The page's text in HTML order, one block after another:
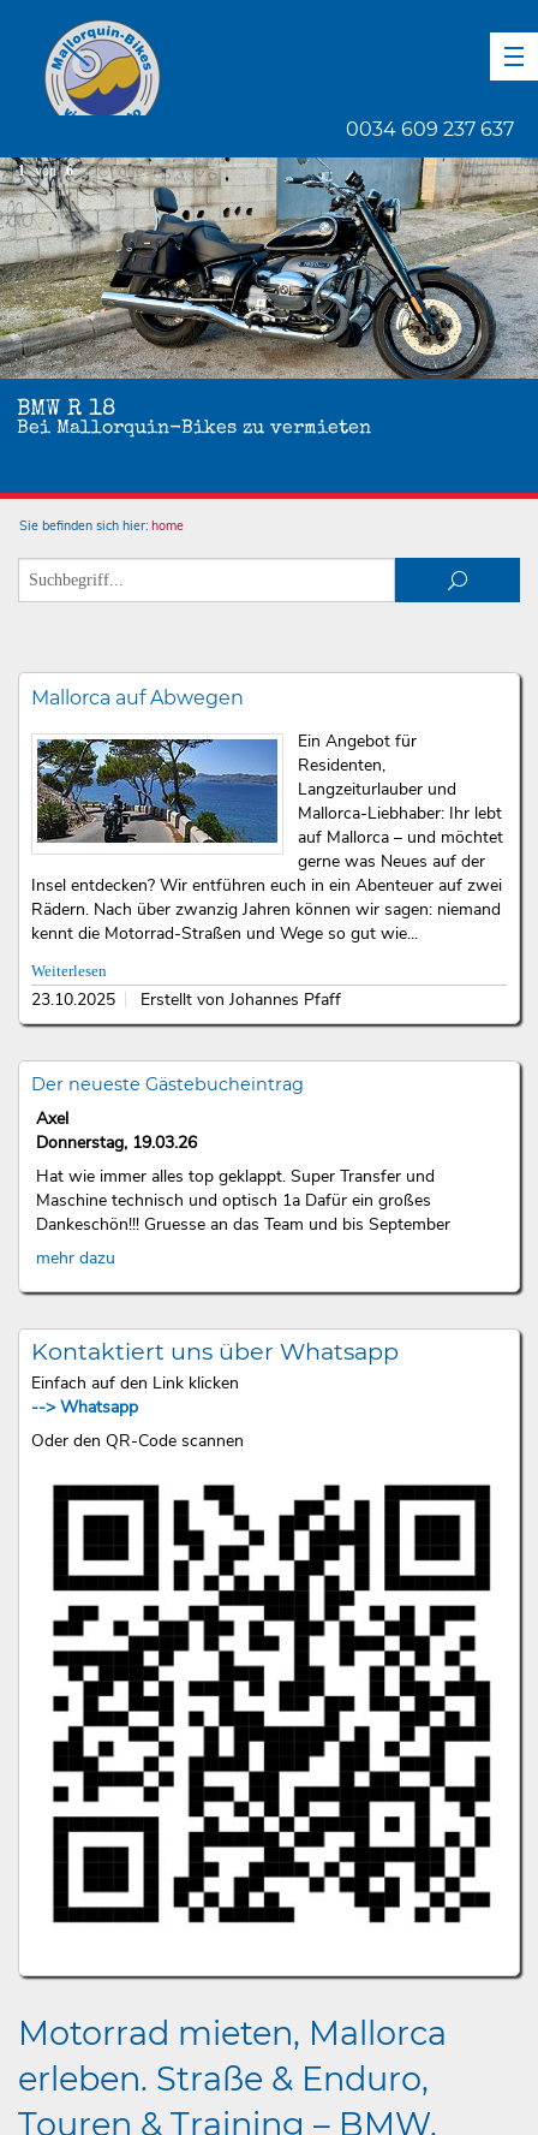
0034 609 237 637
BMW R 18
Bei Mallorquin-Bikes zu vermieten
1 von 6
Sie befinden sich hier: home
Mallorca auf Abwegen
Ein Angebot für
Residenten,
Langzeiturlauber und
Mallorca-Liebhaber: Ihr lebt
auf Mallorca – und möchtet
gerne was Neues auf der
Insel entdecken? Wir entführen euch in ein Abenteuer auf zwei
Rädern. Nach über zwanzig Jahren können wir sagen: niemand
kennt die Motorrad-Straßen und Wege so gut wie...
Weiterlesen
23.10.2025 Erstellt von Johannes Pfaff
Der neueste Gästebucheintrag
Axel
Donnerstag, 19.03.26
Hat wie immer alles top geklappt. Super Transfer und
Maschine technisch und optisch 1a Dafür ein großes
Dankeschön!!! Gruesse an das Team und bis September
mehr dazu
Kontaktiert uns über Whatsapp
Einfach auf den Link klicken
--> Whatsapp
Oder den QR-Code scannen
Motorrad mieten, Mallorca
erleben. Straße & Enduro,
Touren & Training – BMW,